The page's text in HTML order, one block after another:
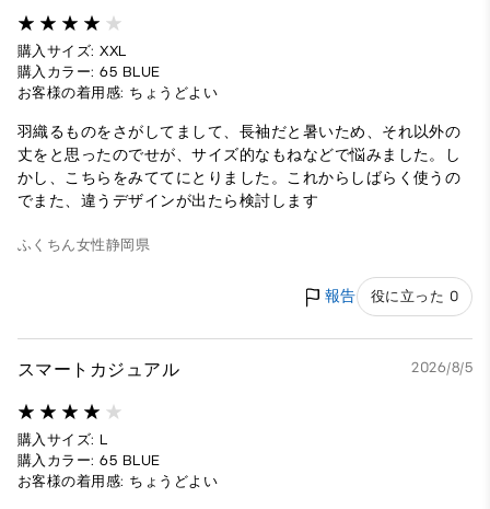
購入サイズ: XXL
購入カラー: 65 BLUE
お客様の着用感: ちょうどよい
羽織るものをさがしてまして、長袖だと暑いため、それ以外の
丈をと思ったのでせが、サイズ的なもねなどで悩みました。し
かし、こちらをみててにとりました。これからしばらく使うの
でまた、違うデザインが出たら検討します
ふくちん女性静岡県
報告 役に立った 0
スマートカジュアル 2026/8/5
購入サイズ: L
購入カラー: 65 BLUE
お客様の着用感: ちょうどよい